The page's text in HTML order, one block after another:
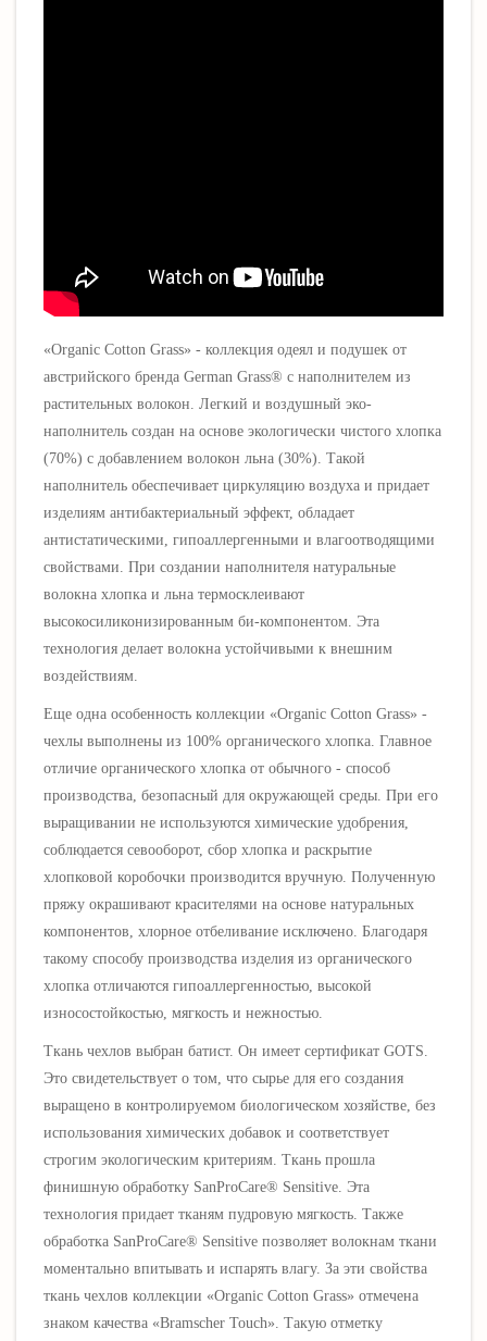
«Organic Cotton Grass» - коллекция одеял и подушек от
австрийского бренда German Grass® с наполнителем из
растительных волокон. Легкий и воздушный эко-
наполнитель создан на основе экологически чистого хлопка
(70%) с добавлением волокон льна (30%). Такой
наполнитель обеспечивает циркуляцию воздуха и придает
изделиям антибактериальный эффект, обладает
антистатическими, гипоаллергенными и влагоотводящими
свойствами. При создании наполнителя натуральные
волокна хлопка и льна термосклеивают
высокосиликонизированным би-компонентом. Эта
технология делает волокна устойчивыми к внешним
воздействиям.
Еще одна особенность коллекции «Organic Cotton Grass» -
чехлы выполнены из 100% органического хлопка. Главное
отличие органического хлопка от обычного - способ
производства, безопасный для окружающей среды. При его
выращивании не используются химические удобрения,
соблюдается севооборот, сбор хлопка и раскрытие
хлопковой коробочки производится вручную. Полученную
пряжу окрашивают красителями на основе натуральных
компонентов, хлорное отбеливание исключено. Благодаря
такому способу производства изделия из органического
хлопка отличаются гипоаллергенностью, высокой
износостойкостью, мягкость и нежностью.
Ткань чехлов выбран батист. Он имеет сертификат GOTS.
Это свидетельствует о том, что сырье для его создания
выращено в контролируемом биологическом хозяйстве, без
использования химических добавок и соответствует
строгим экологическим критериям. Ткань прошла
финишную обработку SanProCare® Sensitive. Эта
технология придает тканям пудровую мягкость. Также
обработка SanProCare® Sensitive позволяет волокнам ткани
моментально впитывать и испарять влагу. За эти свойства
ткань чехлов коллекции «Organic Cotton Grass» отмечена
знаком качества «Bramscher Touch». Такую отметку